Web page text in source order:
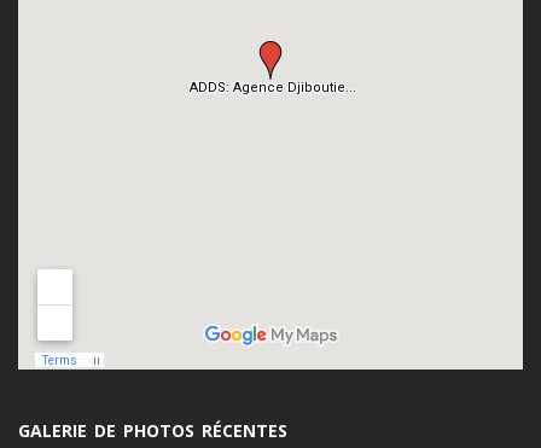
GALERIE DE PHOTOS RÉCENTES